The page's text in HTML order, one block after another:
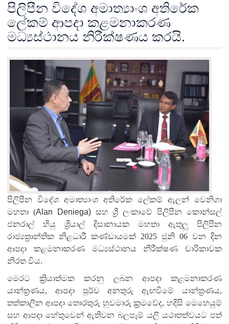
පිලිපීන විදේශ අමාත්‍යාංශ අතිරේක
ලේකම් ආපදා කළමනාකරණ
මධ්‍යස්ථානය නිරීක්ෂණය කරයි.
පිලිපීන විදේශ අමාත්‍යාංශ අතිරේක ලේකම් ඇලන් වෙනිගා
මහතා (Alan Deniega)සහ ශ්‍රී ලංකාවේ පිලිපීන කොන්සල්
ජනරාල් හියු ශ්‍රියාල් දිසානායක මහතා ඇතුලු පිලිපීන
රාජ්‍යත්‍රාන්තික නිළධාරී කණ්ඩායමක් 2025 ජුනි 06 වන දින
ආපදා කළමනාකරණ මධ්‍යස්ථානය නිරීක්ෂණ චාරිකාවක
නිරත විය.
මෙරට ක්‍රියාත්මක කරනු ලබන ආපදා කළමනාකරණ
යාන්ත්‍රණය, ආපදා පූර්ව අනතුරු ඇඟවීමේ යාන්ත්‍රණය,
තත්කාලීන ආපදා තොරතුරු හුවමාරු ක්‍රමවේද, හදිසි මෙහෙයුම්
සහ ආපදා හේතුවෙන් ඇතිවන බලපෑම් යලි යථාතත්වයට පත්